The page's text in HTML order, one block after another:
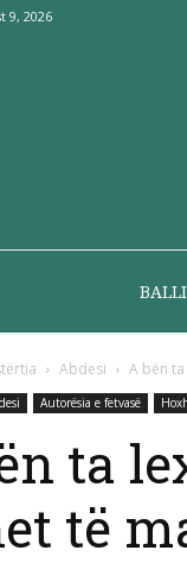
9, 2026
Abdesi A bën
Autorësia e fetvasë
ta
të